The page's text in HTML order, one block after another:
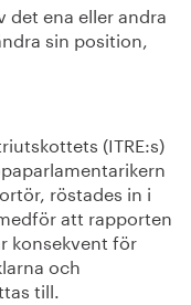
det ena eller andra
sin position,
(ITRE:s)
röstades in i
att rapporten
konsekvent för
och
till.